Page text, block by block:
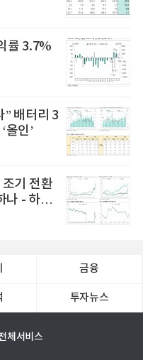
률 3.7%
” 배터리 3
올인’
조기 전환
나 - 하나
금융
투자뉴스
체서비스